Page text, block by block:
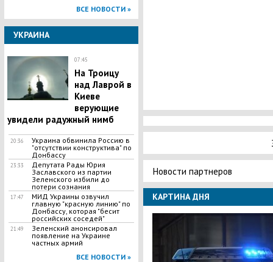
ВСЕ НОВОСТИ »
УКРАИНА
07:45
На Троицу
над Лаврой в
Киеве
верующие
увидели радужный нимб
20:36
Украина обвинила Россию в
"отсутствии конструктива" по
Донбассу
23:33
Депутата Рады Юрия
Заславского из партии
Зеленского избили до
потери сознания
17:47
МИД Украины озвучил
главную "красную линию" по
Донбассу, которая "бесит
российских соседей"
21:49
Зеленский анонсировал
появление на Украине
частных армий
ВСЕ НОВОСТИ »
Новости партнеров
КАРТИНА ДНЯ